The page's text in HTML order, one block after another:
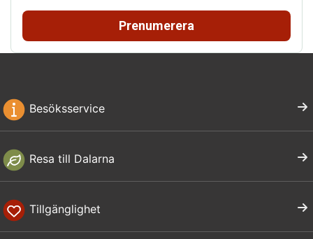
Prenumerera
Besöksservice
Resa till Dalarna
Tillgänglighet